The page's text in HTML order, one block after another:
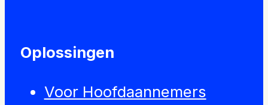
Oplossingen
Voor Hoofdaannemers